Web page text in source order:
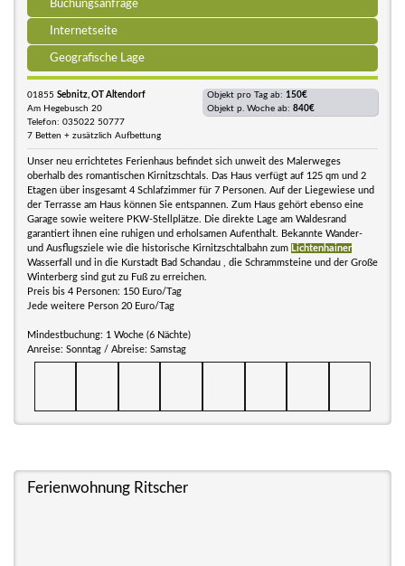
Buchungsanfrage
Internetseite
Geografische Lage
01855 Sebnitz, OT Altendorf
Am Hegebusch 20
Telefon: 035022 50777
7 Betten + zusätzlich Aufbettung
Objekt pro Tag ab: 150€
Objekt p. Woche ab: 840€
Unser neu errichtetes Ferienhaus befindet sich unweit des Malerweges
oberhalb des romantischen Kirnitzschtals. Das Haus verfügt auf 125 qm und 2
Etagen über insgesamt 4 Schlafzimmer für 7 Personen. Auf der Liegewiese und
der Terrasse am Haus können Sie entspannen. Zum Haus gehört ebenso eine
Garage sowie weitere PKW-Stellplätze. Die direkte Lage am Waldesrand
garantiert ihnen eine ruhigen und erholsamen Aufenthalt. Bekannte Wander-
und Ausflugsziele wie die historische Kirnitzschtalbahn zum Lichtenhainer
Wasserfall und in die Kurstadt Bad Schandau , die Schrammsteine und der Große
Winterberg sind gut zu Fuß zu erreichen.
Preis bis 4 Personen: 150 Euro/Tag
Jede weitere Person 20 Euro/Tag
Mindestbuchung: 1 Woche (6 Nächte)
Anreise: Sonntag / Abreise: Samstag
Ferienwohnung Ritscher